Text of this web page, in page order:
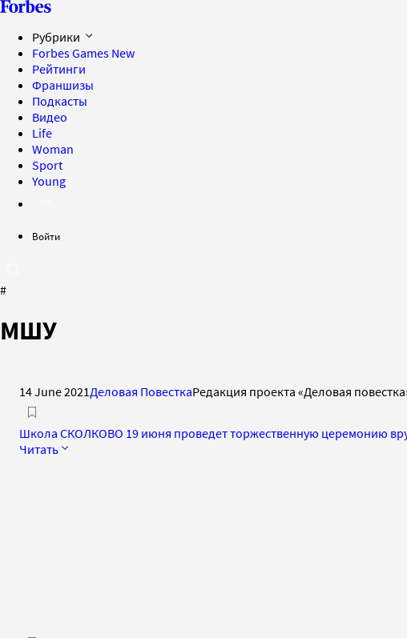
Рубрики
Forbes Games New
Рейтинги
Франшизы
Подкасты
Видео
Life
Woman
Sport
Young
Войти
#
МШУ
14 June 2021 Деловая ПовесткаРедакция проекта «Деловая
Школа СКОЛКОВО 19 июня проведет торжественную церемонию
Читать